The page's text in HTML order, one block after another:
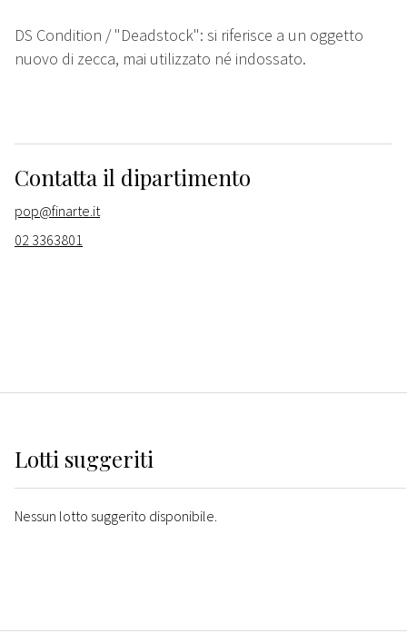
DS Condition / "Deadstock": si riferisce a un oggetto
nuovo di zecca, mai utilizzato né indossato.
Contatta il dipartimento
pop@finarte.it
02 3363801
Lotti suggeriti
Nessun lotto suggerito disponibile.